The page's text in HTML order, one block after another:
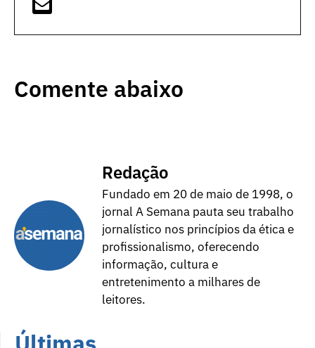
Comente abaixo
Redação
Fundado em 20 de maio de 1998, o
jornal A Semana pauta seu trabalho
jornalístico nos princípios da ética e
profissionalismo, oferecendo
informação, cultura e
entretenimento a milhares de
leitores.